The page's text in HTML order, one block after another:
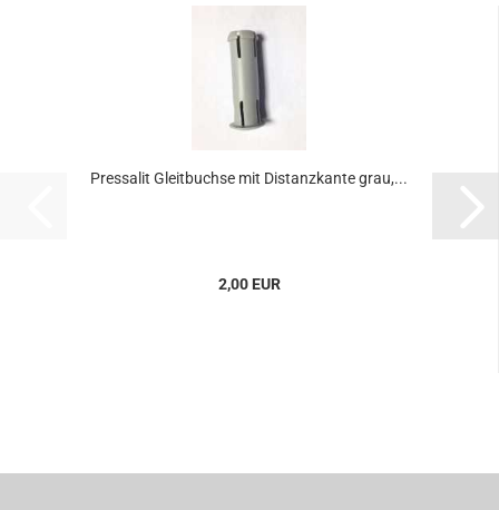
Pressalit Gleitbuchse mit Distanzkante grau,...
2,00 EUR